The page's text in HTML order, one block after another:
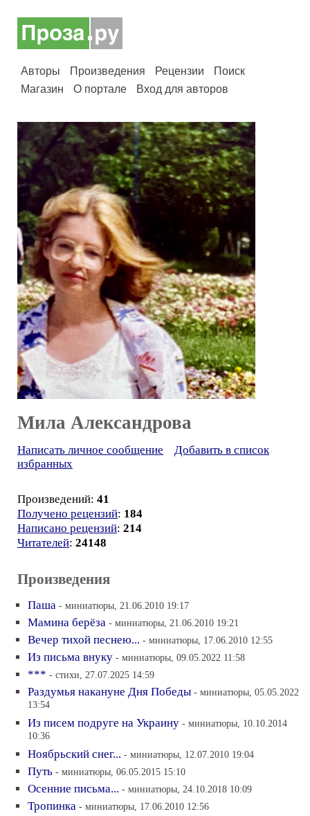
Авторы Произведения Рецензии
Поиск
Магазин
О портале Вход для авторов
Мила Александрова
Написать личное сообщение
Добавить в список
избранных
Произведений: 41
Получено рецензий: 184
Написано рецензий: 214
Читателей: 24148
Произведения
Паша - миниатюры, 21.06.2010 19:17
Мамина берёза - миниатюры, 21.06.2010 19:21
Вечер тихой песнею... - миниатюры, 17.06.2010 12:55
Из письма внуку - миниатюры, 09.05.2022 11:58
*** - стихи, 27.07.2025 14:59
Раздумья накануне Дня Победы - миниатюры, 05.05.2022
13:54
Из писем подруге на Украину - миниатюры, 10.10.2014
10:36
Ноябрьский снег... - миниатюры, 12.07.2010 19:04
Путь - миниатюры, 06.05.2015 15:10
Осенние письма... - миниатюры, 24.10.2018 10:09
Тропинка - миниатюры, 17.06.2010 12:56